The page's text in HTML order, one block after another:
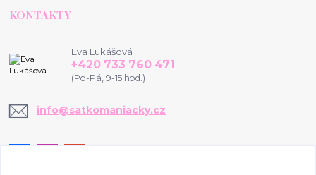
KONTAKTY
Eva Lukášová
+420 733 760 471
(Po-Pá, 9-15 hod.)
info@satkomaniacky.cz